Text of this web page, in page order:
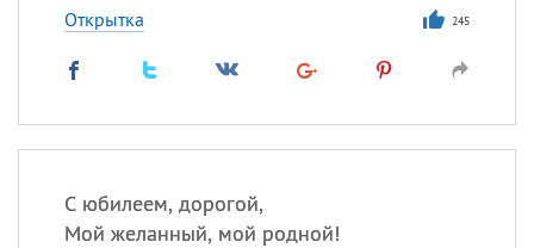
Открытка 245
С юбилеем, дорогой,
Мой желанный, мой родной!